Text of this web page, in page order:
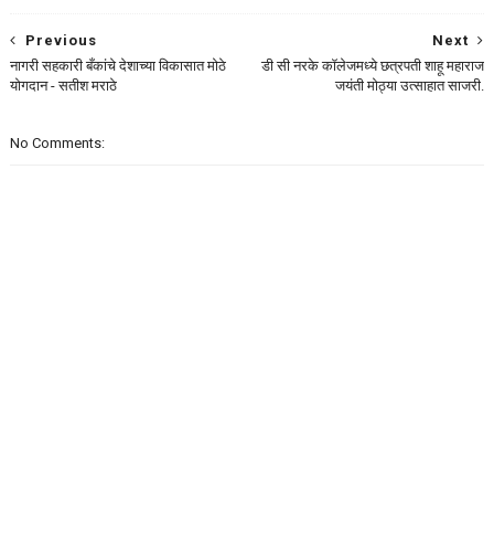
Next
डी सी नरके कॉलेजमध्ये छत्रपती शाहू महाराज
जयंती मोठ्या उत्साहात साजरी.
Previous
नागरी सहकारी बँकांचे देशाच्या विकासात मोठे
योगदान - सतीश मराठे
No Comments: